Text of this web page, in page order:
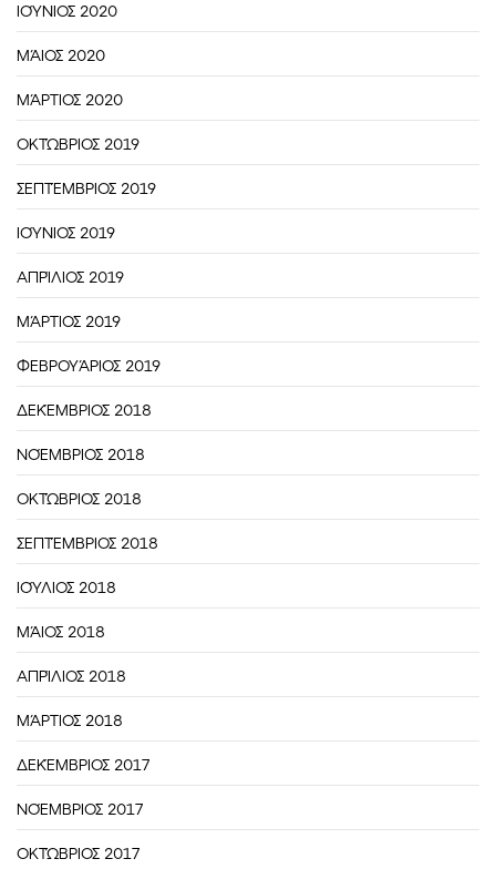
ΙΟΎΝΙΟΣ 2020
ΜΆΙΟΣ 2020
ΜΆΡΤΙΟΣ 2020
ΟΚΤΏΒΡΙΟΣ 2019
ΣΕΠΤΈΜΒΡΙΟΣ 2019
ΙΟΎΝΙΟΣ 2019
ΑΠΡΊΛΙΟΣ 2019
ΜΆΡΤΙΟΣ 2019
ΦΕΒΡΟΥΆΡΙΟΣ 2019
ΔΕΚΈΜΒΡΙΟΣ 2018
ΝΟΈΜΒΡΙΟΣ 2018
ΟΚΤΏΒΡΙΟΣ 2018
ΣΕΠΤΈΜΒΡΙΟΣ 2018
ΙΟΎΛΙΟΣ 2018
ΜΆΙΟΣ 2018
ΑΠΡΊΛΙΟΣ 2018
ΜΆΡΤΙΟΣ 2018
ΔΕΚΈΜΒΡΙΟΣ 2017
ΝΟΈΜΒΡΙΟΣ 2017
ΟΚΤΏΒΡΙΟΣ 2017